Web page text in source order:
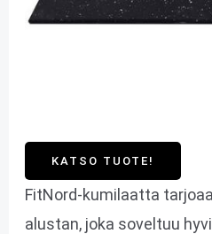
KATSO TUOTE!
FitNord-kumilaatta
alustan, joka soveltuu